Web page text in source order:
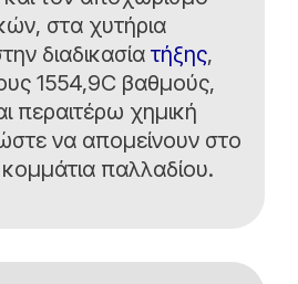
στα χυτήρια
διαδικασία τήξης,
1554,9C βαθμούς,
περαιτέρω χημική
να απομείνουν στο
παλλαδίου.